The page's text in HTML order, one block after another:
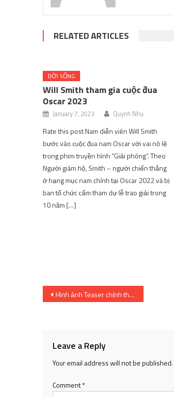
RELATED ARTICLES
ĐỜI SỐNG
Will Smith tham gia cuộc đua
Oscar 2023
January 7, 2023 Quynh Nhu
Rate this post Nam diễn viên Will Smith
bước vào cuộc đua nam Oscar với vai nô lệ
trong phim truyền hình “Giải phóng”. Theo
Người giám hộ, Smith – người chiến thắng
ở hạng mục nam chính tại Oscar 2022 và bị
ban tổ chức cấm tham dự lễ trao giải trong
10 năm […]
Post
Hình ảnh Teaser chính thức của Anime Ragna Crimson đã được tiết lộ! Anime được lên kế hoạch vào năm 2023 với Animation Studio SILVER LINK
Leave a Reply
Your email address will not be published.
Comment*